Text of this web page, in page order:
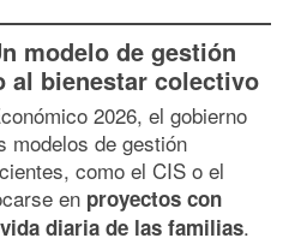
modelo de gestión
al bienestar colectivo
2026, el gobierno
modelos de gestión
como el CIS o el
en proyectos con
diaria de las familias.